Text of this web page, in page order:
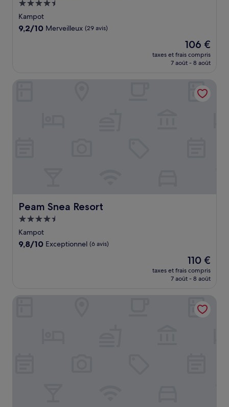
Hébergement
4.5 étoiles
Kampot
9.2
9,2/10 Merveilleux (29 avis)
Le
nouveau
prix
de
106 €
106 €
taxes et frais compris
7 août - 8 août
Peam Snea Resort
Peam Snea Resort
Hébergement
4.5 étoiles
Kampot
9.8
9,8/10 Exceptionnel (6 avis)
Le
nouveau
prix
de
110 €
110 €
taxes et frais compris
7 août - 8 août